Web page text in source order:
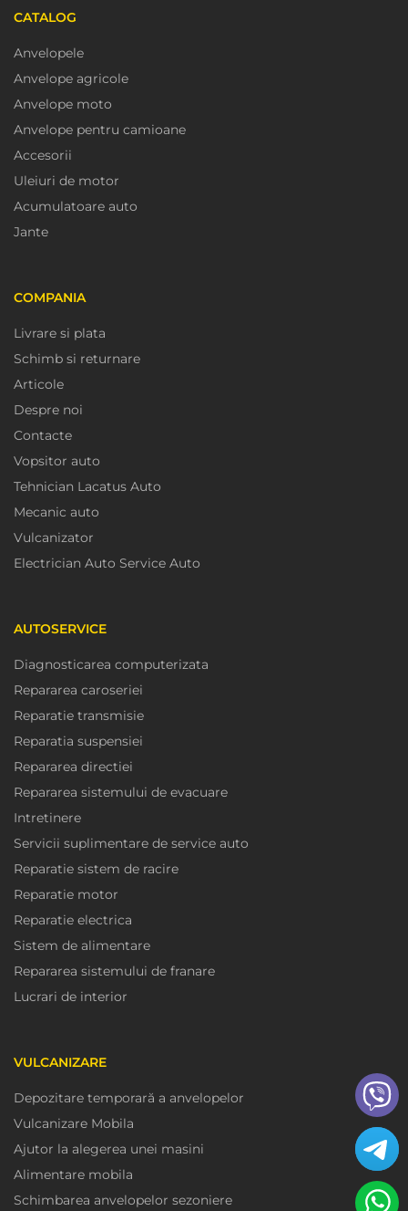
CATALOG
Anvelopele
Anvelope agricole
Anvelope moto
Anvelope pentru camioane
Accesorii
Uleiuri de motor
Acumulatoare auto
Jante
COMPANIA
Livrare si plata
Schimb si returnare
Articole
Despre noi
Contacte
Vopsitor auto
Tehnician Lacatus Auto
Mecanic auto
Vulcanizator
Electrician Auto Service Auto
AUTOSERVICE
Diagnosticarea computerizata
Repararea caroseriei
Reparatie transmisie
Reparatia suspensiei
Repararea directiei
Repararea sistemului de evacuare
Intretinere
Servicii suplimentare de service auto
Reparatie sistem de racire
Reparatie motor
Reparatie electrica
Sistem de alimentare
Repararea sistemului de franare
Lucrari de interior
VULCANIZARE
Depozitare temporară a anvelopelor
Vulcanizare Mobila
Ajutor la alegerea unei masini
Alimentare mobila
Schimbarea anvelopelor sezoniere